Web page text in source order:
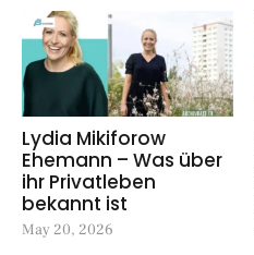
Lydia Mikiforow
Ehemann – Was über
ihr Privatleben
bekannt ist
May 20, 2026